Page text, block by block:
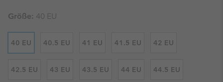
Größe: 40 EU
40 EU 40.5 EU 41 EU 41.5 EU 42 EU
42.5 EU 43 EU 43.5 EU 44 EU 44.5 EU